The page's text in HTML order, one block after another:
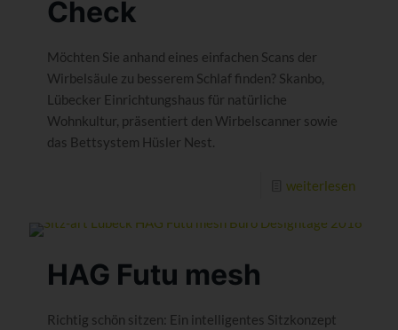
Check
Möchten Sie anhand eines einfachen Scans der
Wirbelsäule zu besserem Schlaf finden? Skanbo,
Lübecker Einrichtungshaus für natürliche
Wohnkultur, präsentiert den Wirbelscanner sowie
das Bettsystem Hüsler Nest.
weiterlesen
HAG Futu mesh
Richtig schön sitzen: Ein intelligentes Sitzkonzept